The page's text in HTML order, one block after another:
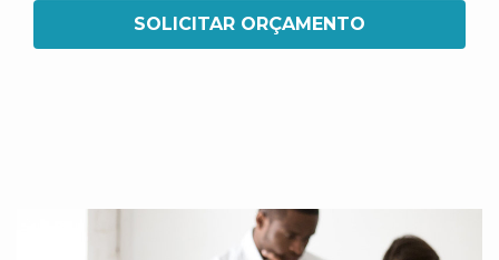
SOLICITAR ORÇAMENTO